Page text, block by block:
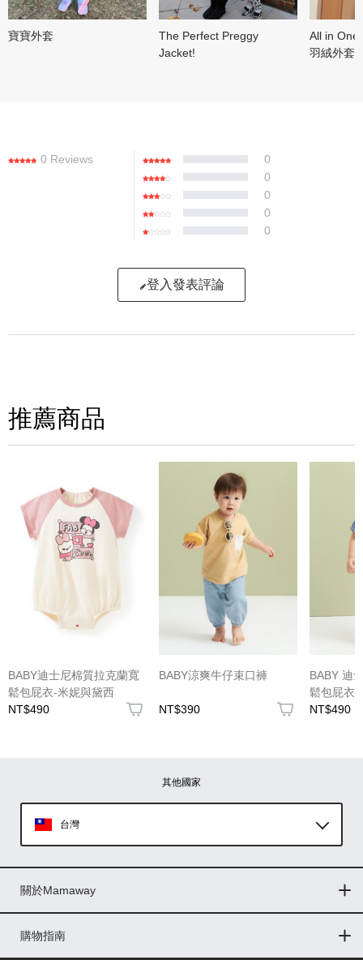
寶寶外套
The Perfect Preggy
Jacket!
All in One
羽絨外套
0 Reviews
0
0
0
0
0
登入發表評論
(圖片格式限jpg、jpeg)
推薦商品
BABY迪士尼棉質拉克蘭寬
鬆包屁衣-米妮與黛西
NT$490
BABY涼爽牛仔束口褲
NT$390
BABY 迪
鬆包屁衣-
NT$490
其他國家
台灣
印尼
菲律賓
關於Mamaway
門市據點
最新消息
品牌故事
人力招募
媒體花絮
隱私權聲明
CSR企業社會責任
購物指南